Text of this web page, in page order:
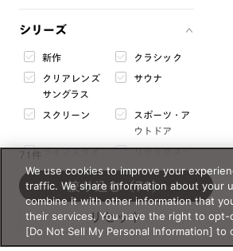
サイズ・重さは必ず半角数字で入
力してください。
レンズ幅
mm
ブリッジ幅
テンプル
mm 〜 mm
天地幅
シリーズ
新作 クラシック
クリアレンズ
サングラス
サウナ
スクリーン
スポーツ・ア
ウトドア
ライフスタイ
ル
リラックス・
睡眠
度付き対応サ
ングラス
特別コレクシ
ョン
読書・老眼
超軽量 コラボ
71件
リセット
絞り込む（71）
We use cookies to improve your
traffic. We share information about your
combine it with other information that
their services. You have the right to
[Do Not Sell My Personal Information]